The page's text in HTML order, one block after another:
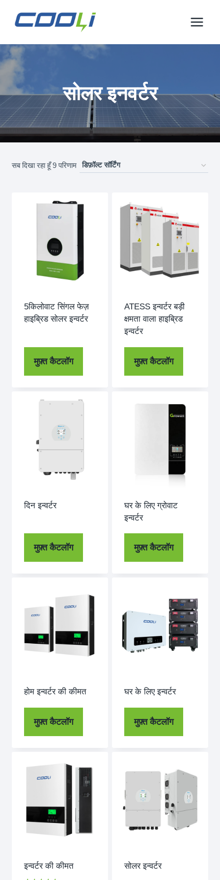
छोड़कर
पर
बढ़ने
लिए
सोलर इनवर्टर
सब दिखा रहा हूँ 9 परिणाम
5किलोवाट सिंगल फेज़
हाइब्रिड सोलर इन्वर्टर
मुफ़्त कैटलॉग
ATESS इन्वर्टर बड़ी
क्षमता वाला हाइब्रिड
इन्वर्टर
मुफ़्त कैटलॉग
दिन इन्वर्टर
मुफ़्त कैटलॉग
घर के लिए ग्रोवाट
इन्वर्टर
मुफ़्त कैटलॉग
होम इन्वर्टर की कीमत
मुफ़्त कैटलॉग
घर के लिए इन्वर्टर
मुफ़्त कैटलॉग
इन्वर्टर की कीमत सोलर इन्वर्टर